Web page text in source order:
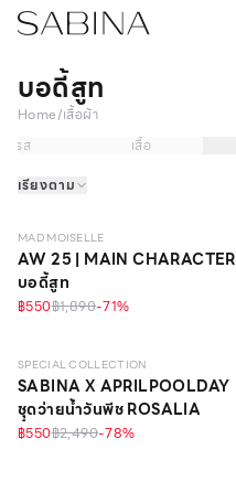
บอดี้สูท
Home/เสื้อผ้า
เดรส
เสื้อ
เรียงตาม
วัสดุรีไซเคิล
MAD MOISELLE
AW 25 | MAIN CHARACTER
บอดี้สูท
฿550฿1,890-71%
SPECIAL COLLECTION
SABINA X APRILPOOLDAY
ชุุดว่ายน้ำวันพีช ROSALIA
฿550฿2,490-78%
วัสดุรีไซเคิล